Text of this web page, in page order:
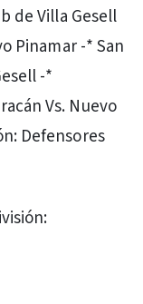
de Villa Gesell
Pinamar -* San
-*
Vs. Nuevo
Defensores